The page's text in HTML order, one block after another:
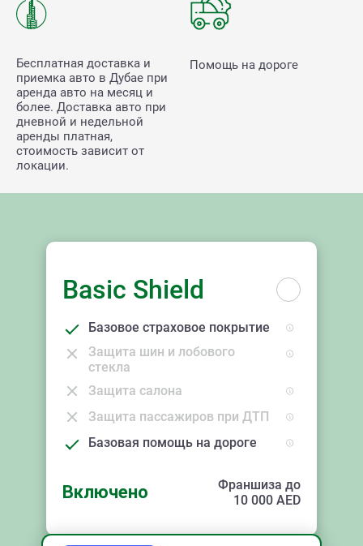
Бесплатная доставка и
приемка авто в Дубае при
аренда авто на месяц и
более. Доставка авто при
дневной и недельной
аренды платная,
стоимость зависит от
локации.
Помощь на дороге
Basic Shield
Базовое страховое покрытие
Защита шин и лобового
стекла
Защита салона
Защита пассажиров при ДТП
Базовая помощь на дороге
Включено
Франшиза до
10 000 AED